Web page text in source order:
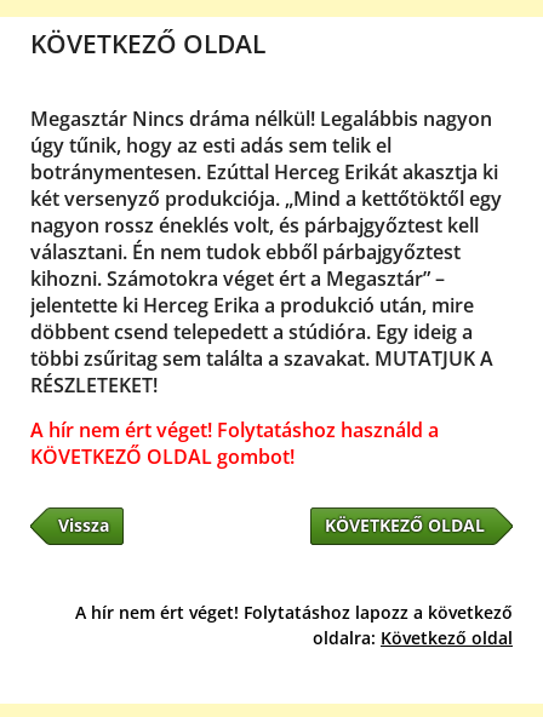
KÖVETKEZŐ OLDAL
Megasztár Nincs dráma nélkül! Legalábbis nagyon
úgy tűnik, hogy az esti adás sem telik el
botránymentesen. Ezúttal Herceg Erikát akasztja ki
két versenyző produkciója. „Mind a kettőtöktől egy
nagyon rossz éneklés volt, és párbajgyőztest kell
választani. Én nem tudok ebből párbajgyőztest
kihozni. Számotokra véget ért a Megasztár” –
jelentette ki Herceg Erika a produkció után, mire
döbbent csend telepedett a stúdióra. Egy ideig a
többi zsűritag sem találta a szavakat. MUTATJUK A
RÉSZLETEKET!
A hír nem ért véget! Folytatáshoz használd a
KÖVETKEZŐ OLDAL gombot!
Vissza KÖVETKEZŐ OLDAL
A hír nem ért véget! Folytatáshoz lapozz a következő
oldalra: Következő oldal